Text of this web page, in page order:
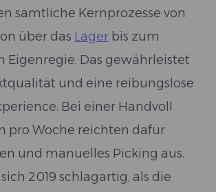
sämtliche Kernprozesse von
über das Lager bis zum
Eigenregie. Das gewährleistet
und eine reibungslose
Bei einer Handvoll
pro Woche reichten dafür
und manuelles Picking aus.
2019 schlagartig, als die